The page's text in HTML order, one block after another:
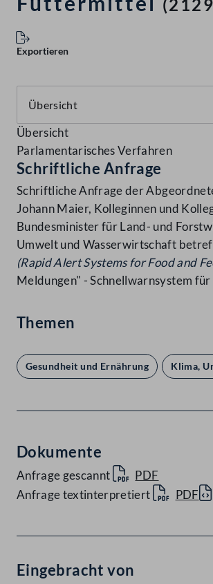
Exportieren
Übersicht
Parlamentarisches Verfahren
Schriftliche Anfrage
Schriftliche Anfrage der
Johann Maier, Kolleginnen und
Bundesminister für Land- und
Umwelt und Wasserwirtschaft
(Rapid Alert Systems for Food and
Meldungen" - Schnellwarnsystem
Themen
Gesundheit und Ernährung Klima,
Dokumente
Anfrage gescannt
PDF
Anfrage textinterpretiert
PDF
Eingebracht von